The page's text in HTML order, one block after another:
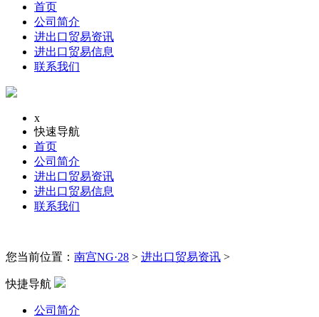
首页
公司简介
进出口贸易资讯
进出口贸易信息
联系我们
x
快速导航
首页
公司简介
进出口贸易资讯
进出口贸易信息
联系我们
您当前位置： 南宫NG·28 > 进出口贸易资讯 >
快捷导航
公司简介